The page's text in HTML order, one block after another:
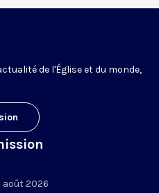
de l'Église et du monde,
août 2026